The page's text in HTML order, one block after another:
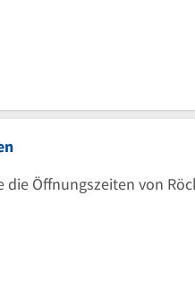
die Öffnungszeiten von